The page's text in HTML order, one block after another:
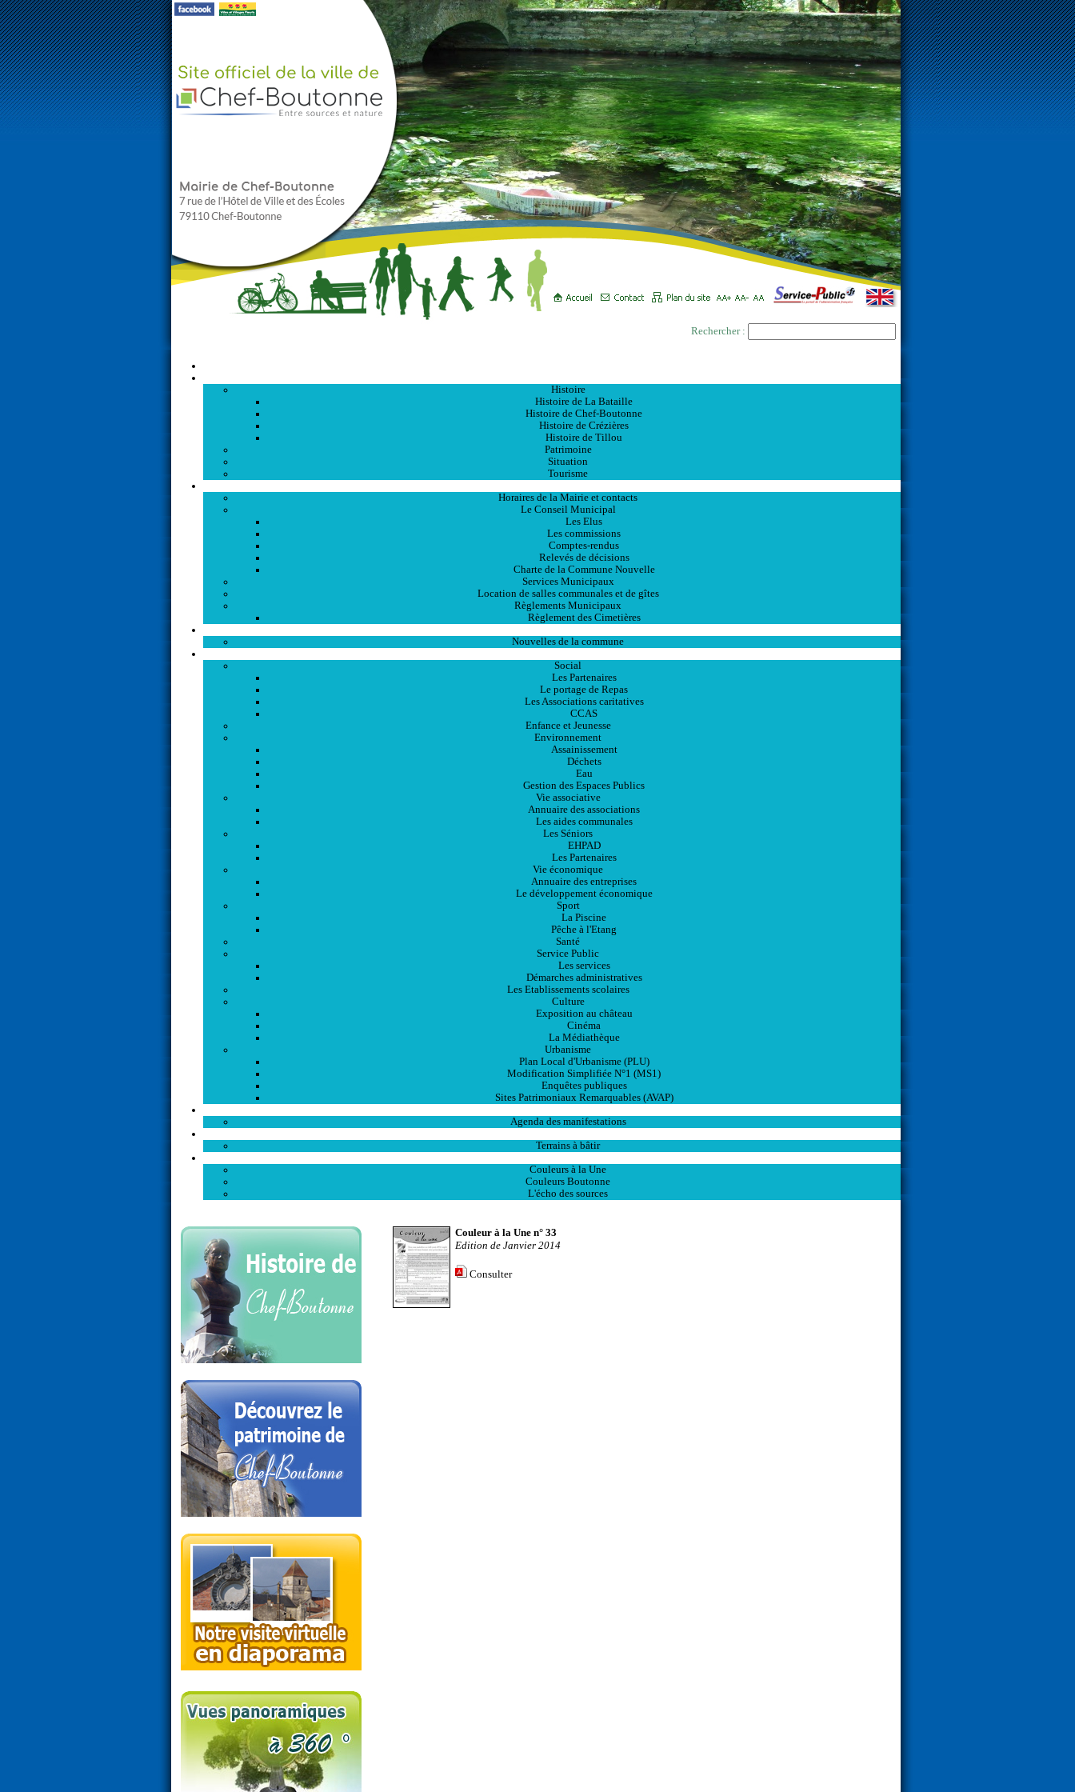
Rechercher :
Histoire
Histoire de La Bataille
Histoire de Chef-Boutonne
Histoire de Crézières
Histoire de Tillou
Patrimoine
Situation
Tourisme
Horaires de la Mairie et contacts
Le Conseil Municipal
Les Elus
Les commissions
Comptes-rendus
Relevés de décisions
Charte de la Commune Nouvelle
Services Municipaux
Location de salles communales et de gîtes
Règlements Municipaux
Règlement des Cimetières
Nouvelles de la commune
Social
Les Partenaires
Le portage de Repas
Les Associations caritatives
CCAS
Enfance et Jeunesse
Environnement
Assainissement
Déchets
Eau
Gestion des Espaces Publics
Vie associative
Annuaire des associations
Les aides communales
Les Séniors
EHPAD
Les Partenaires
Vie économique
Annuaire des entreprises
Le développement économique
Sport
La Piscine
Pêche à l'Etang
Santé
Service Public
Les services
Démarches administratives
Les Etablissements scolaires
Culture
Exposition au château
Cinéma
La Médiathèque
Urbanisme
Plan Local d'Urbanisme (PLU)
Modification Simplifiée N°1 (MS1)
Enquêtes publiques
Sites Patrimoniaux Remarquables (AVAP)
Agenda des manifestations
Terrains à bâtir
Couleurs à la Une
Couleurs Boutonne
L'écho des sources
Couleur à la Une n° 33
Edition de Janvier 2014
Consulter